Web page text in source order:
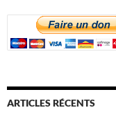
ARTICLES RÉCENTS